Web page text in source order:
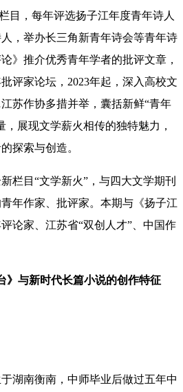
目，每年评选扬子江年度青年诗人
，举办长三角新青年诗会等青年诗
》推介优秀青年学者的批评文章，
评家论坛，2023年起，深入高校文
苏作协多措并举，囊括新鲜“青年
，展现文学薪火相传的独特魅力，
探索与创造。
目“文学新火”，与四大文学期刊
年作家、批评家。本期与《扬子江
论家、 江苏省“双创人才”、中国作
与新时代长篇小说的创作特征
南衡南，中师毕业后做过五年中